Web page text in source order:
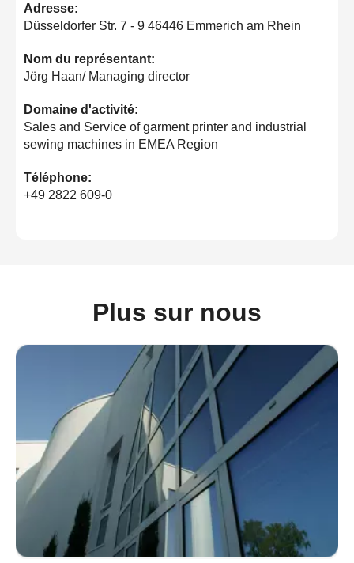
Adresse:
Düsseldorfer Str. 7 - 9 46446 Emmerich am Rhein
Nom du représentant:
Jörg Haan/ Managing director
Domaine d'activité:
Sales and Service of garment printer and industrial
sewing machines in EMEA Region
Téléphone:
+49 2822 609-0
Plus sur nous